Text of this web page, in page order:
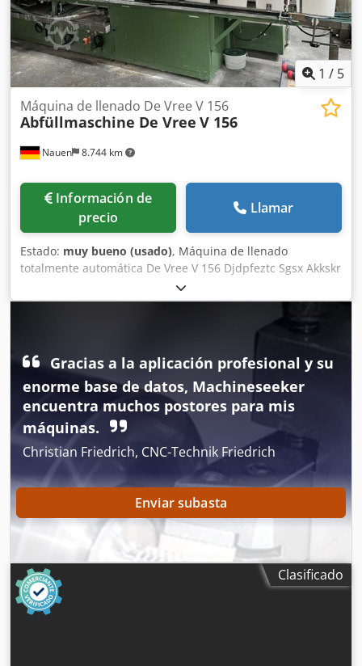
para una rápida localización de fallos en caso de servicio
técnico -Adaptación del firmware para compensación
volumétrica completa de errores 3D Dsdpsg Ewk Rjfx Akkjkr
Incluye el potente software OptiCheck3D 5.0 Puesta en
marcha, formación y asistencia durante la fase inicial
(programación) disponibles como paquete opcional.
1 / 5
Nauen 8.744 km
Máquina de llenado De Vree V 156
Abfüllmaschine De Vree V 156
Información de
precio
Llamar
Estado: muy bueno (usado), Máquina de llenado
totalmente automática De Vree V 156 Djdpfeztc Sgsx Akkskr
Rango de llenado: 1-20 litros Dispositivo automático para
colocar tapas Dispositivo automático para cerrar tapas En
excelente estado, directamente de la línea de producción.
Gracias a la aplicación profesional y su
enorme base de datos, Machineseeker
encuentra muchos postores para mis
máquinas.
Christian Friedrich, CNC-Technik Friedrich
Enviar subasta
Clasificado